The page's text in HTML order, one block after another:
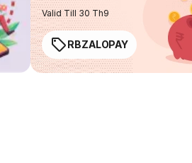
Valid Till 30 Th9
RBZALOPAY